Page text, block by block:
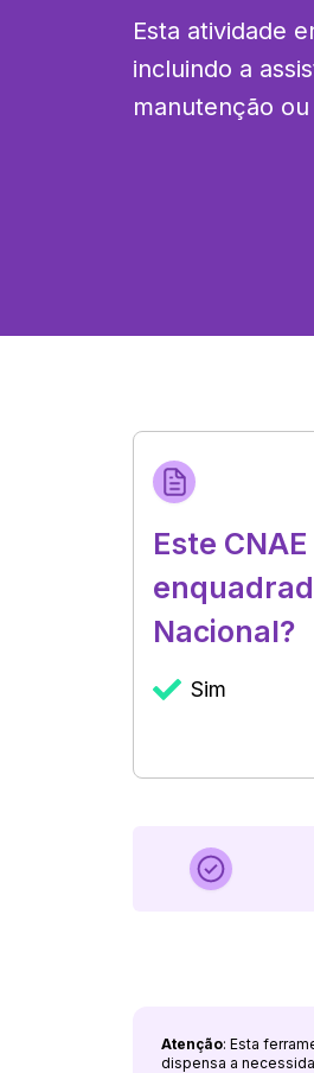
Esta atividade
incluindo a
manutenção
Este
Nacional?
Sim
Atenção: Esta
dispensa a